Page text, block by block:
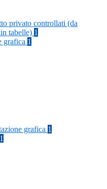
privato controllati (da
tabelle) 1
grafica 1
grafica 1
1